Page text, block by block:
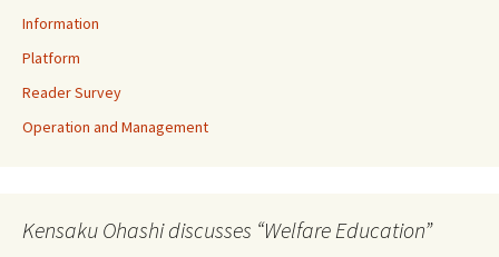
Information
Platform
Reader Survey
Operation and Management
Kensaku Ohashi discusses “Welfare Education”